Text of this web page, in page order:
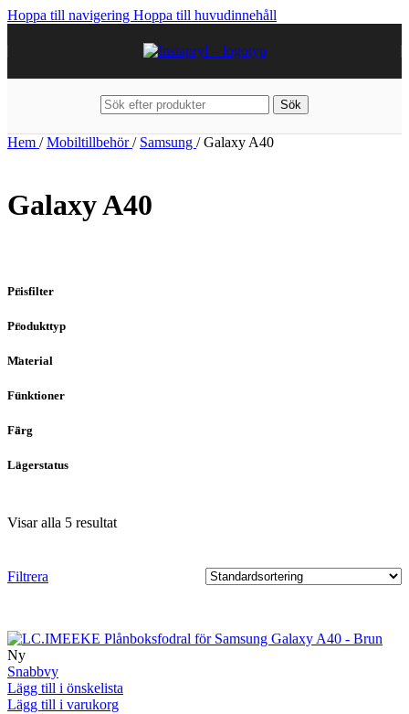
Hoppa till navigering Hoppa till huvudinnehåll
Sök
Hem / Mobiltillbehör/ Samsung / Galaxy A40
Galaxy A40
Prisfilter
Produkttyp
Material
Funktioner
Färg
Lagerstatus
Visar alla 5 resultat
Filtrera
Ny
Snabbvy
Lägg till i önskelista
Lägg till i varukorg